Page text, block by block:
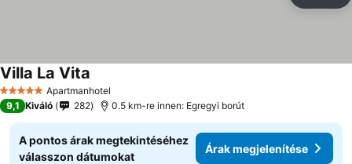
5 KategóriaApartmanhotel
Villa La Vita
9,1 Kiváló 282 0.5 km-re innen: Egregyi borút
A pontos árak megtekintéséhez
válasszon dátumokat
Árak megjelenítése